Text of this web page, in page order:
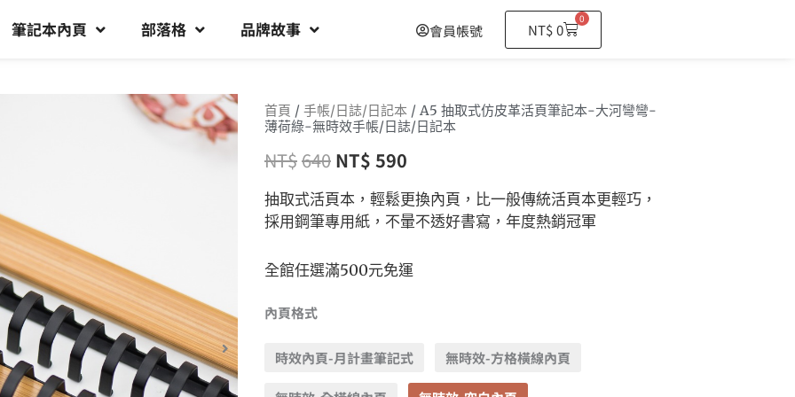
筆記本內頁 部落格 品牌故事 會員帳號 NT$0
0
購
物
首頁 / 手帳/日誌/日記本 / A5 抽取式仿皮革活頁筆記本-大河彎彎-
薄荷綠-無時效手帳/日誌/日記本
NT$640 NT$ 590
抽取式活頁本，輕鬆更換內頁，比一般傳統活頁本更輕巧，
採用鋼筆專用紙，不暈不透好書寫，年度熱銷冠軍
全館任選滿500元免運
內頁格式
時效內頁-月計畫筆記式 無時效-方格橫線內頁